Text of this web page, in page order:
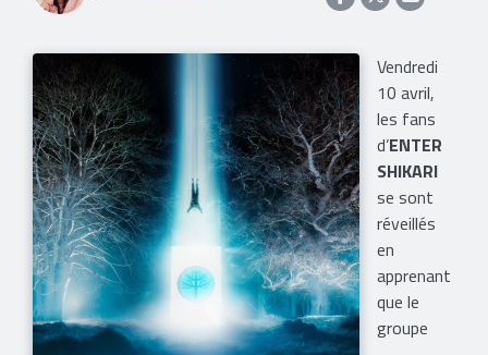
Vendredi
10 avril,
les fans
d’ENTER
SHIKARI
se sont
réveillés
en
apprenant
que le
groupe